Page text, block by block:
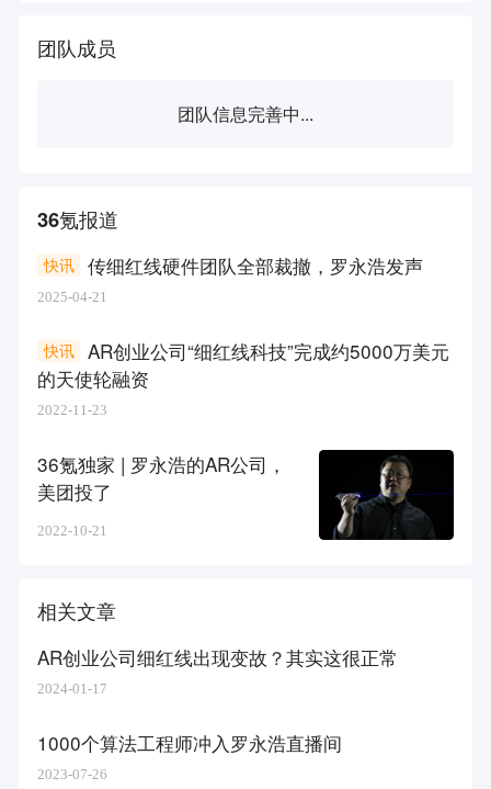
团队成员
团队信息完善中...
36氪报道
传细红线硬件团队全部裁撤，罗永浩发声
快讯
2025-04-21
AR创业公司“细红线科技”完成约5000万美元
的天使轮融资
快讯
2022-11-23
36氪独家 | 罗永浩的AR公司，
美团投了
2022-10-21
相关文章
AR创业公司细红线出现变故？其实这很正常
2024-01-17
1000个算法工程师冲入罗永浩直播间
2023-07-26